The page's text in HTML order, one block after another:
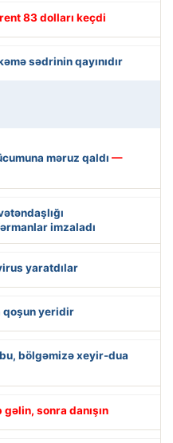
83 dolları keçdi
sədrinin qayınıdır
məruz qaldı —
imzaladı
yaratdılar
qoşun yeridir
bölgəmizə xeyir-dua
sonra danışın